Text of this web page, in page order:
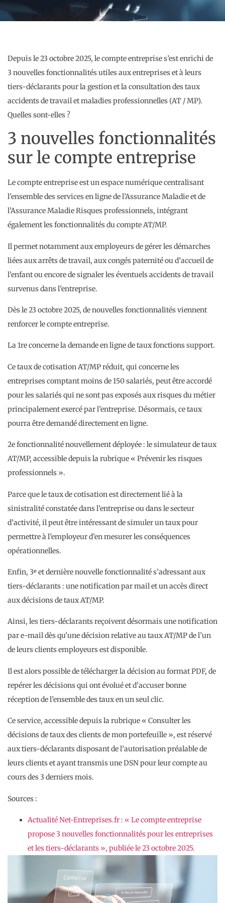
Depuis le 23 octobre 2025, le compte entreprise s’est enrichi de
3 nouvelles fonctionnalités utiles aux entreprises et à leurs
tiers-déclarants pour la gestion et la consultation des taux
accidents de travail et maladies professionnelles (AT / MP).
Quelles sont-elles ?
3 nouvelles fonctionnalités
sur le compte entreprise
Le compte entreprise est un espace numérique centralisant
l’ensemble des services en ligne de l’Assurance Maladie et de
l’Assurance Maladie Risques professionnels, intégrant
également les fonctionnalités du compte AT/MP.
Il permet notamment aux employeurs de gérer les démarches
liées aux arrêts de travail, aux congés paternité ou d’accueil de
l’enfant ou encore de signaler les éventuels accidents de travail
survenus dans l’entreprise.
Dès le 23 octobre 2025, de nouvelles fonctionnalités viennent
renforcer le compte entreprise.
La 1re concerne la demande en ligne de taux fonctions support.
Ce taux de cotisation AT/MP réduit, qui concerne les
entreprises comptant moins de 150 salariés, peut être accordé
pour les salariés qui ne sont pas exposés aux risques du métier
principalement exercé par l’entreprise. Désormais, ce taux
pourra être demandé directement en ligne.
2e fonctionnalité nouvellement déployée : le simulateur de taux
AT/MP, accessible depuis la rubrique « Prévenir les risques
professionnels ».
Parce que le taux de cotisation est directement lié à la
sinistralité constatée dans l’entreprise ou dans le secteur
d’activité, il peut être intéressant de simuler un taux pour
permettre à l’employeur d’en mesurer les conséquences
opérationnelles.
Enfin, 3ᵉ et dernière nouvelle fonctionnalité s’adressant aux
tiers-déclarants : une notification par mail et un accès direct
aux décisions de taux AT/MP.
Ainsi, les tiers-déclarants reçoivent désormais une notification
par e-mail dès qu’une décision relative au taux AT/MP de l’un
de leurs clients employeurs est disponible.
Il est alors possible de télécharger la décision au format PDF, de
repérer les décisions qui ont évolué et d’accuser bonne
réception de l’ensemble des taux en un seul clic.
Ce service, accessible depuis la rubrique « Consulter les
décisions de taux des clients de mon portefeuille », est réservé
aux tiers-déclarants disposant de l’autorisation préalable de
leurs clients et ayant transmis une DSN pour leur compte au
cours des 3 derniers mois.
Sources :
Actualité Net-Entreprises.fr : « Le compte entreprise
propose 3 nouvelles fonctionnalités pour les entreprises
et les tiers-déclarants », publiée le 23 octobre 2025.